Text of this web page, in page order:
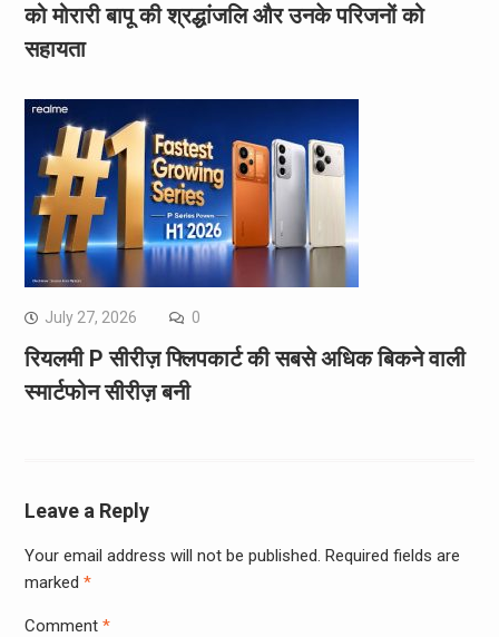
को मोरारी बापू की श्रद्धांजलि और उनके परिजनों को
सहायता
July 27, 2026 0
रियलमी P सीरीज़ फ्लिपकार्ट की सबसे अधिक बिकने वाली
स्मार्टफोन सीरीज़ बनी
Leave a Reply
Your email address will not be published. Required fields are
marked *
Comment *